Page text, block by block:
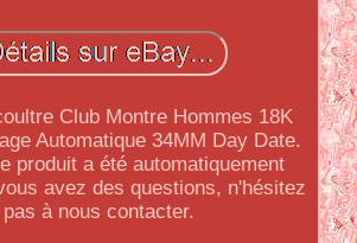
Club Montre Hommes 18K
Automatique 34MM Day Date.
produit a été automatiquement
avez des questions, n'hésitez
pas à nous contacter.